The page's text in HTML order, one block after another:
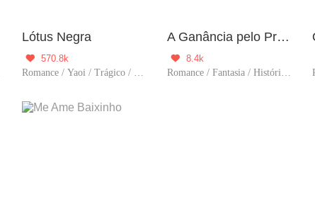
Lótus Negra

570.8k
Romance / Yaoi / Trágico / BL / Possessivo / Dominante
A Ganância pelo Prazer

8.4k
Romance / Fantasia / História / BL / Predestinado